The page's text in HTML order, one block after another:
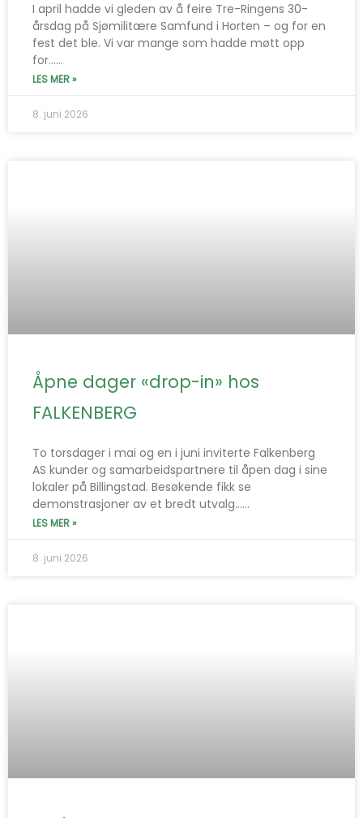
I april hadde vi gleden av å feire Tre-Ringens 30-
årsdag på Sjømilitære Samfund i Horten – og for en
fest det ble. Vi var mange som hadde møtt opp
for…...
LES MER »
8. juni 2026
Åpne dager «drop-in» hos
FALKENBERG
To torsdager i mai og en i juni inviterte Falkenberg
AS kunder og samarbeidspartnere til åpen dag i sine
lokaler på Billingstad. Besøkende fikk se
demonstrasjoner av et bredt utvalg…...
LES MER »
8. juni 2026